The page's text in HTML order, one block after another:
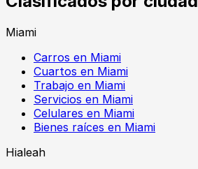
Miami
Carros en Miami
Cuartos en Miami
Trabajo en Miami
Servicios en Miami
Celulares en Miami
Bienes raíces en Miami
Hialeah